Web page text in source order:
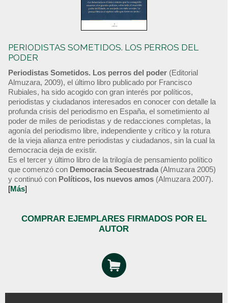
PERIODISTAS SOMETIDOS. LOS PERROS DEL
PODER
Periodistas Sometidos. Los perros del poder (Editorial
Almuzara, 2009), el último libro publicado por Francisco
Rubiales, ha sido acogido con gran interés por políticos,
periodistas y ciudadanos interesados en conocer con detalle la
profunda crisis del periodismo en España, el sometimiento al
poder de miles de periodistas y de redacciones completas, la
agonía del periodismo libre, independiente y crítico y la rotura
de la vieja alianza entre periodistas y ciudadanos, sin la cual la
democracia deja de existir.
Es el tercer y último libro de la trilogía de pensamiento político
que comenzó con Democracia Secuestrada (Almuzara 2005)
y continuó con Políticos, los nuevos amos (Almuzara 2007).
[Más]
COMPRAR EJEMPLARES FIRMADOS POR EL
AUTOR